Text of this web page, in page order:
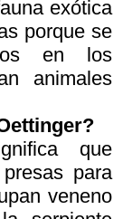
exótica
porque se
en los
animales
que
para
veneno